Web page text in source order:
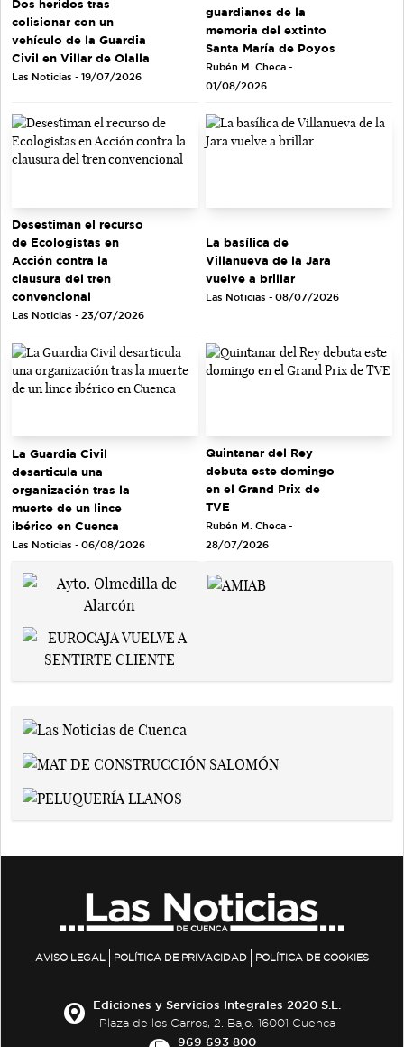
Dos heridos tras
colisionar con un
vehículo de la Guardia
Civil en Villar de Olalla
Las Noticias - 19/07/2026
guardianes de la
memoria del extinto
Santa María de Poyos
Rubén M. Checa -
01/08/2026
Desestiman el recurso
de Ecologistas en
Acción contra la
clausura del tren
convencional
Las Noticias - 23/07/2026
La basílica de
Villanueva de la Jara
vuelve a brillar
Las Noticias - 08/07/2026
La Guardia Civil
desarticula una
organización tras la
muerte de un lince
ibérico en Cuenca
Las Noticias - 06/08/2026
Quintanar del Rey
debuta este domingo
en el Grand Prix de
TVE
Rubén M. Checa -
28/07/2026
AVISO LEGAL POLÍTICA DE PRIVACIDAD POLÍTICA DE COOKIES
Ediciones y Servicios Integrales 2020 S.L.
Plaza de los Carros, 2. Bajo. 16001 Cuenca
969 693 800